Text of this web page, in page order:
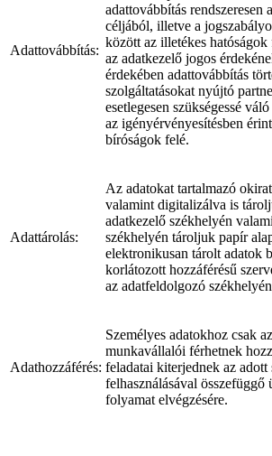
Adattovábbítás:
adattovábbítás rendszeresen
céljából, illetve a
között az illetékes hatóságok
az adatkezelő jogos
érdekében adattovábbítás
szolgáltatásokat nyújtó
esetlegesen szükségessé
az igényérvényesítésben
bíróságok felé.
Adattárolás:
Az adatokat tartalmazó
valamint digitalizálva is
adatkezelő székhelyén
székhelyén tároljuk papír
elektronikusan tárolt adatok
korlátozott hozzáférésű
az adatfeldolgozó
Adathozzáférés:
Személyes adatokhoz csak
munkavállalói férhetnek
feladatai kiterjednek az adott
felhasználásával
folyamat elvégzésére.